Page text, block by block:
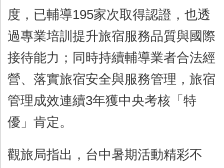
度，已輔導195家次取得認證，也透
過專業培訓提升旅宿服務品質與國際
接待能力；同時持續輔導業者合法經
營、落實旅宿安全與服務管理，旅宿
管理成效連續3年獲中央考核「特
優」肯定。
觀旅局指出，台中暑期活動精彩不